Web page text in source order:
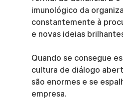
imunológico da
constantemente à
e novas ideias
Quando se consegue
cultura de diálogo
são enormes e se
empresa.